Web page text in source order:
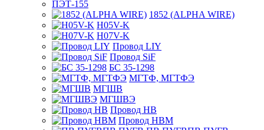
ПЭТ-155
1852 (ALPHA WIRE)
H05V-K
H07V-K
Провод LIY
Провод SiF
БС 35-1298
МГТФ, МГТФЭ
МГШВ
МГШВЭ
Провод НВ
Провод НВМ